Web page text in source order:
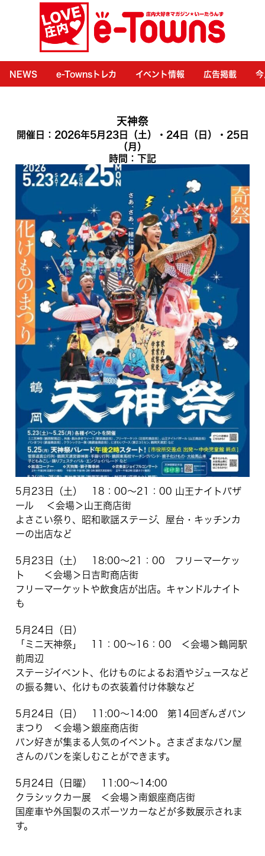
NEWS e-Townsトレカ イベント情報 広告掲載
天神祭
開催日：2026年5月23日（土）・24日（日）・25日
（月）
時間：下記
5月23日（土） 18：00～21：00 山王ナイトバザ
ール ＜会場＞山王商店街
よさこい祭り、昭和歌謡ステージ、屋台・キッチンカ
ーの出店など
5月23日（土） 18:00～21：00 フリーマーケッ
ト ＜会場＞日吉町商店街
フリーマーケットや飲食店が出店。キャンドルナイト
も
5月24日（日）
「ミニ天神祭」 11：00～16：00 ＜会場＞鶴岡駅
前周辺
ステージイベント、化けものによるお酒やジュースなど
の振る舞い、化けもの衣装着付け体験など
5月24日（日） 11:00～14:00 第14回ぎんざパン
まつり ＜会場＞銀座商店街
パン好きが集まる人気のイベント。さまざまなパン屋
さんのパンを楽しむことができます。
5月24日（日曜） 11:00～14:00
クラシックカー展 ＜会場＞南銀座商店街
国産車や外国製のスポーツカーなどが多数展示されま
す。